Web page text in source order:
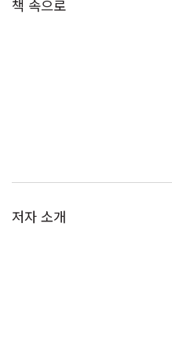
책 속으로
저자 소개